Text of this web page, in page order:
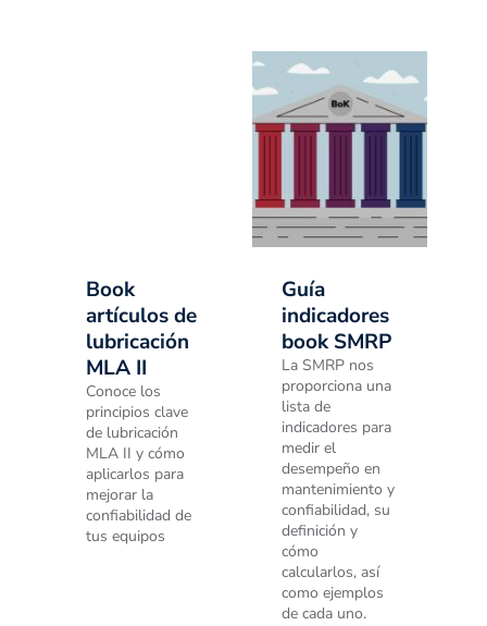
Book
artículos de
lubricación
MLA II
Conoce los
principios clave
de lubricación
MLA II y cómo
aplicarlos para
mejorar la
confiabilidad de
tus equipos
Guía
indicadores
book SMRP
La SMRP nos
proporciona una
lista de
indicadores para
medir el
desempeño en
mantenimiento y
confiabilidad, su
definición y
cómo
calcularlos, así
como ejemplos
de cada uno.